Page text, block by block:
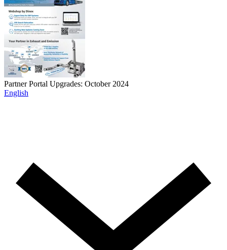
Partner Portal Upgrades: October 2024
English